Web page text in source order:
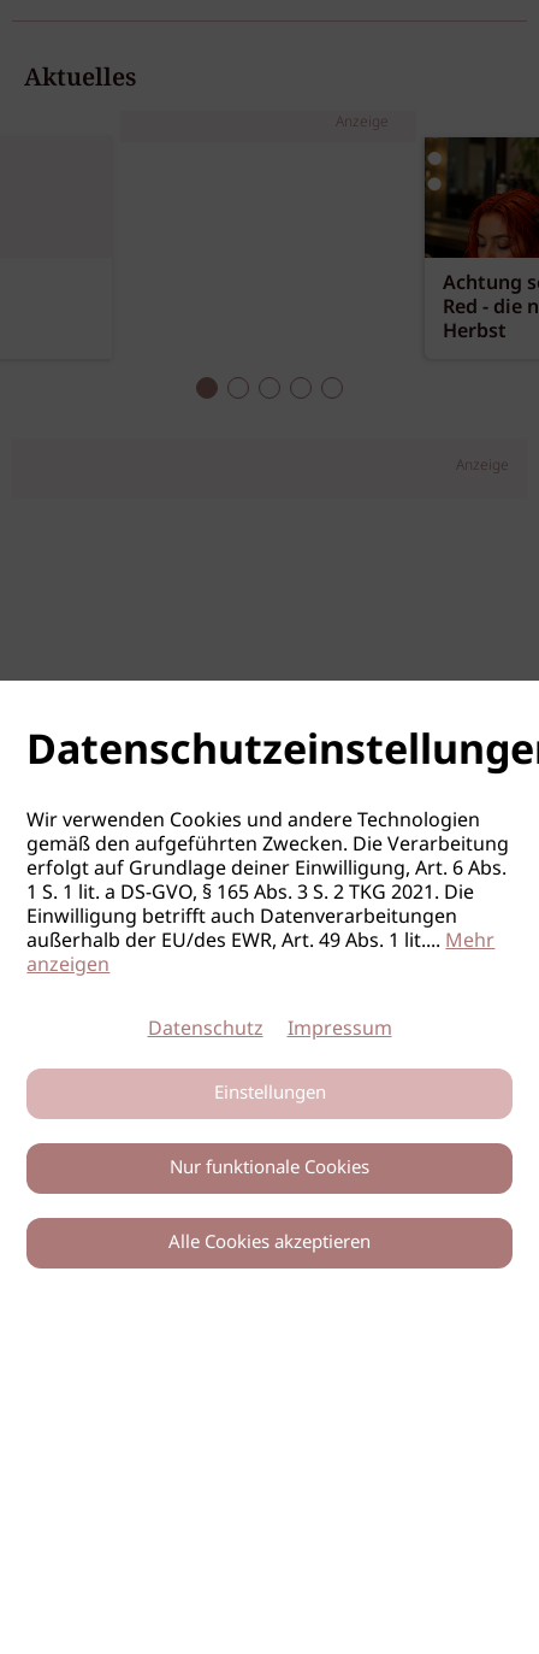
Aktuelles
Anzeige
Achtung
Red - die
Herbst
Anzeige
0
Wir verwenden Cookies und andere Technologien
gemäß den aufgeführten Zwecken. Die Verarbeitung
erfolgt auf Grundlage deiner Einwilligung, Art. 6 Abs.
1 S. 1 lit. a DS-GVO, § 165 Abs. 3 S. 2 TKG 2021. Die
Einwilligung betrifft auch Datenverarbeitungen
außerhalb der EU/des EWR, Art. 49 Abs. 1 lit....Mehr
anzeigen
Datenschutz Impressum
Einstellungen
Nur funktionale Cookies
Alle Cookies akzeptieren